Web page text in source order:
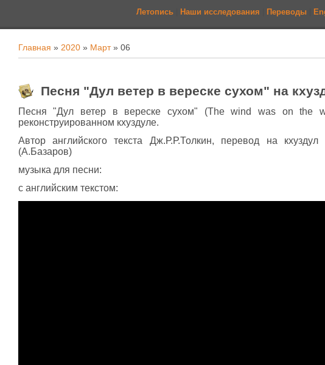
Летопись| Наши исследования Переводы|
Главная » 2020 » Март » 06
Песня "Дул ветер в вереске сухом" на
Песня "Дул ветер в вереске сухом" (The wind was on the
реконструированном кхуздуле.
Автор английского текста Дж.Р.Р.Толкин, перевод на кхуздул
(А.Базаров)
музыка для песни:
с английским текстом: